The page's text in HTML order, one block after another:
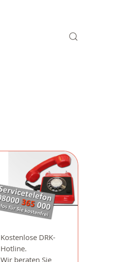
Kostenlose DRK-
Hotline.
Wir beraten Sie